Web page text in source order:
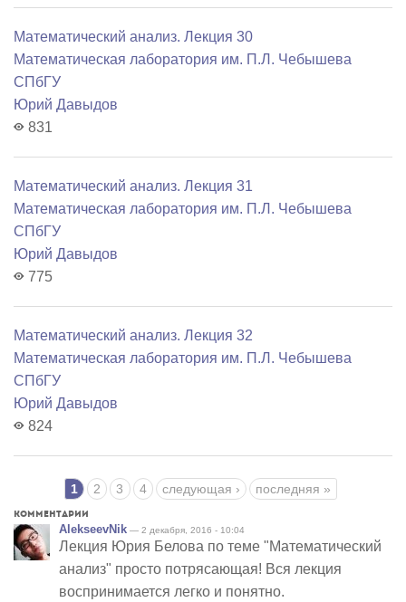
Математический анализ. Лекция 30
Математичеcкая лаборатория им. П.Л. Чебышева
СПбГУ
Юрий Давыдов
831
Математический анализ. Лекция 31
Математичеcкая лаборатория им. П.Л. Чебышева
СПбГУ
Юрий Давыдов
775
Математический анализ. Лекция 32
Математичеcкая лаборатория им. П.Л. Чебышева
СПбГУ
Юрий Давыдов
824
Страницы
1 2 3 4 следующая › последняя »
Комментарии
AlekseevNik — 2 декабря, 2016 - 10:04
Лекция Юрия Белова по теме "Математический
анализ" просто потрясающая! Вся лекция
воспринимается легко и понятно.